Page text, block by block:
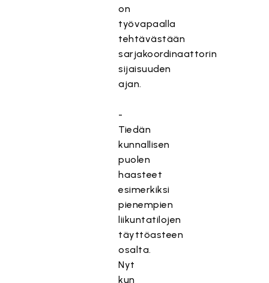
on
työvapaalla
tehtävästään
sarjakoordinaattorin
sijaisuuden
ajan.
-
Tiedän
kunnallisen
puolen
haasteet
esimerkiksi
pienempien
liikuntatilojen
täyttöasteen
osalta.
Nyt
kun